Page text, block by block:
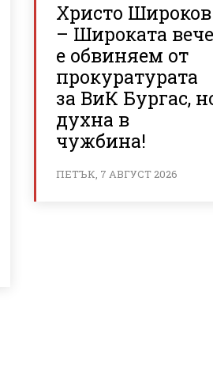
Христо Широков
– Широката вече
е обвиняем от
прокуратурата
за ВиК Бургас,
духна в
чужбина!
ПЕТЪК, 7 АВГУСТ 2026